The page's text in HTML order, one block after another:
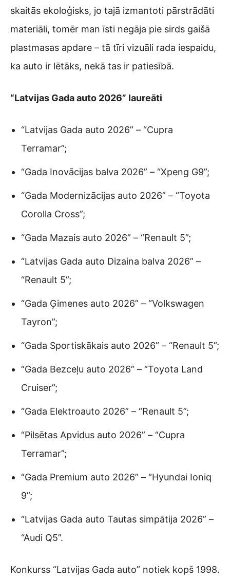
skaitās ekoloģisks, jo tajā izmantoti pārstrādāti
materiāli, tomēr man īsti negāja pie sirds gaišā
plastmasas apdare – tā tīri vizuāli rada iespaidu,
ka auto ir lētāks, nekā tas ir patiesībā.
“Latvijas Gada auto 2026” laureāti
“Latvijas Gada auto 2026” – “Cupra
Terramar”;
“Gada Inovācijas balva 2026” – “Xpeng G9”;
“Gada Modernizācijas auto 2026” – “Toyota
Corolla Cross”;
“Gada Mazais auto 2026” – “Renault 5”;
“Latvijas Gada auto Dizaina balva 2026” –
“Renault 5”;
“Gada Ģimenes auto 2026” – “Volkswagen
Tayron”;
“Gada Sportiskākais auto 2026” – “Renault 5”;
“Gada Bezceļu auto 2026” – “Toyota Land
Cruiser”;
“Gada Elektroauto 2026” – “Renault 5”;
“Pilsētas Apvidus auto 2026” – “Cupra
Terramar”;
“Gada Premium auto 2026” – “Hyundai Ioniq
9”;
“Latvijas Gada auto Tautas simpātija 2026” –
“Audi Q5”.
Konkurss “Latvijas Gada auto” notiek kopš 1998.